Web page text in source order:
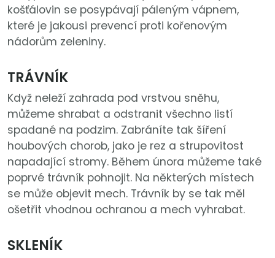
košťálovin se posypávají páleným vápnem,
které je jakousi prevencí proti kořenovým
nádorům zeleniny.
TRÁVNÍK
Když neleží zahrada pod vrstvou sněhu,
můžeme shrabat a odstranit všechno listí
spadané na podzim. Zabráníte tak šíření
houbových chorob, jako je rez a strupovitost
napadající stromy. Během února můžeme také
poprvé trávník pohnojit. Na některých místech
se může objevit mech. Trávník by se tak měl
ošetřit vhodnou ochranou a mech vyhrabat.
SKLENÍK